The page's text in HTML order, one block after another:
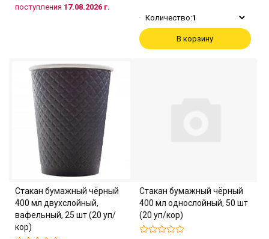
поступления 17.08.2026 г.
Количество:1
В корзину
Стакан бумажный чёрный
400 мл двухслойный,
вафельный, 25 шт (20 уп/
кор)
Стакан бумажный чёрный
400 мл однослойный, 50 шт
(20 уп/кор)